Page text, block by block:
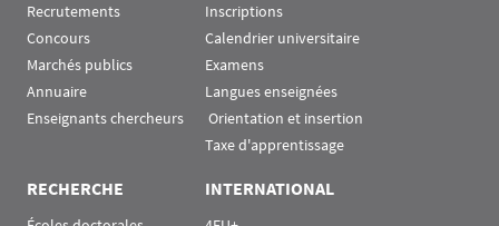
Recrutements
Concours
Marchés publics
Annuaire
Enseignants chercheurs
Inscriptions
Calendrier universitaire
Examens
Langues enseignées
Orientation et insertion
Taxe d'apprentissage
RECHERCHE INTERNATIONAL